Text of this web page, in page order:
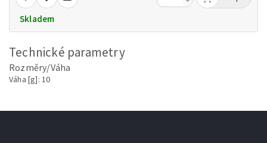
Skladem
Technické parametry
Rozměry/Váha
Váha [g]: 10